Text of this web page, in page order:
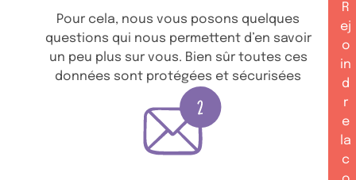
Pour cela, nous vous posons quelques
questions qui nous permettent d’en savoir
un peu plus sur vous. Bien sûr toutes ces
données sont protégées et sécurisées
R
ej
o
in
d
r
e
la
c